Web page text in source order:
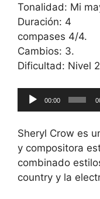
Tonalidad: Mi
Duración: 4
compases 4/4.
Cambios: 3.
Dificultad: Nivel
Reproductor
de
00:00
Sheryl Crow es
y compositora
combinado
country y la